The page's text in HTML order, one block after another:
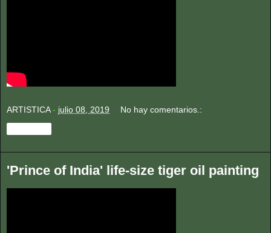
ARTISTICA - julio 08, 2019 No hay comentarios.:
'Prince of India' life-size tiger oil painting